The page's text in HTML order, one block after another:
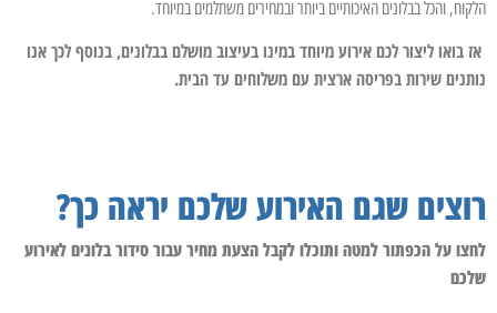
הלקוח, והכל בבלונים האיכותיים ביותר ובמחירים משתלמים במיוחד.
אז בואו ליצור לכם אירוע מיוחד במינו בעיצוב מושלם בבלונים, בנוסף לכך אנו
נותנים שירות בפריסה ארצית עם משלוחים עד הבית.
רוצים שגם האירוע שלכם יראה כך?
לחצו על הכפתור למטה ותוכלו לקבל הצעת מחיר עבור סידור בלונים לאירוע
שלכם